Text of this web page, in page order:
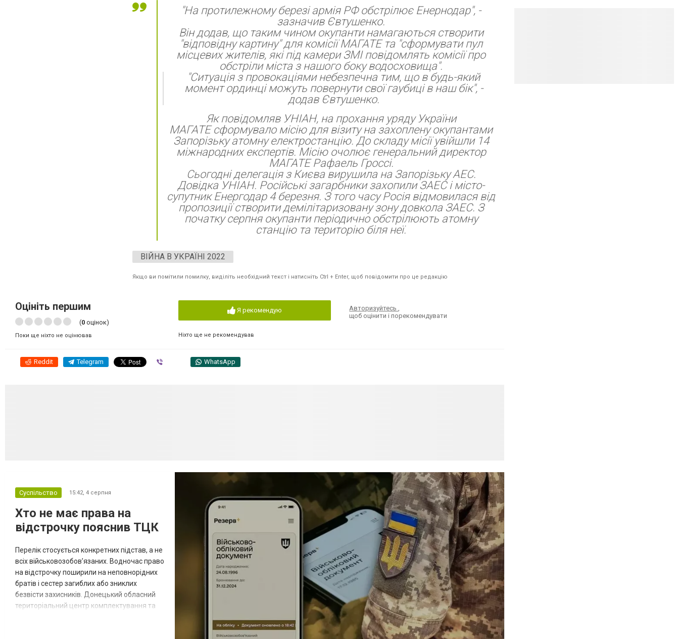
"На протилежному березі армія РФ обстрілює Енернодар", -
зазначив Євтушенко.
Він додав, що таким чином окупанти намагаються створити
"відповідну картину" для комісії МАГАТЕ та "сформувати пул
місцевих жителів, які під камери ЗМІ повідомлять комісії про
обстріли міста з нашого боку водосховища".
"Ситуація з провокаціями небезпечна тим, що в будь-який
момент ординці можуть повернути свої гаубиці в наш бік", -
додав Євтушенко.
Як повідомляв УНІАН, на прохання уряду України
МАГАТЕ сформувало місію для візиту на захоплену окупантами
Запорізьку атомну електростанцію. До складу місії увійшли 14
міжнародних експертів. Місію очолює генеральний директор
МАГАТЕ Рафаель Гроссі.
Сьогодні делегація з Києва вирушила на Запорізьку АЕС.
Довідка УНІАН. Російські загарбники захопили ЗАЕС і місто-
супутник Енергодар 4 березня. З того часу Росія відмовилася від
пропозиції створити демілітаризовану зону довкола ЗАЕС. З
початку серпня окупанти періодично обстрілюють атомну
станцію та територію біля неї.
ВІЙНА В УКРАЇНІ 2022
Якщо ви помітили помилку, виділіть необхідний текст і натисніть Ctrl + Enter, щоб повідомити про це редакцію
Оцініть першим
(0 оцінок)
Поки ще ніхто не оцінював
Я рекомендую
Ніхто ще не рекомендував
Авторизуйтесь
щоб оцінити і порекомендувати
Reddit Telegram WhatsApp
Суспільство 15:42, 4 серпня
Хто не має права на
відстрочку пояснив ТЦК
Перелік стосується конкретних підстав, а не
всіх військовозобов’язаних. Водночас право
на відстрочку поширили на неповнорідних
братів і сестер загиблих або зниклих
безвісти захисників. Донецький обласний
територіальний центр комплектування та